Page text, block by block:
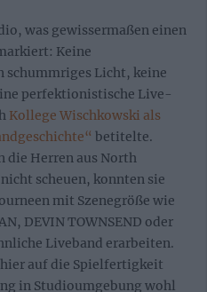
was gewissermaßen einen
Keine
Licht, keine
perfektionistische Live-
Kollege Wischkowski als
betitelte.
die Herren aus North
scheuen, konnten sie
mit Szenegröße wie
DEVIN TOWNSEND oder
Liveband erarbeiten.
auf die Spielfertigkeit
in Studioumgebung wohl